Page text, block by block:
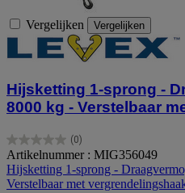
Vergelijken Vergelijken
Hijsketting 1-sprong -
8000 kg - Verstelbaar
(0)
0.0
van
de
5
Artikelnummer : MIG356049
Hijsketting 1-sprong -
Verstelbaar met